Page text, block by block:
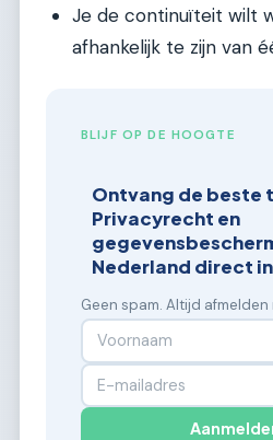
Je de continuïteit wilt
afhankelijk te zijn van
BLIJF OP DE HOOGTE
Ontvang de beste
Privacyrecht en
Nederland direct
Geen spam. Altijd afmelden